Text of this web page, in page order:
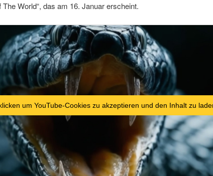
The World“, das am 16. Januar erscheint.
um YouTube-Cookies zu akzeptieren und den Inhalt zu